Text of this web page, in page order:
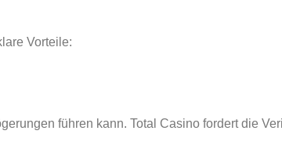
Vorteile:
führen kann. Total Casino fordert die